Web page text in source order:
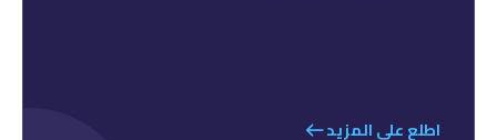
اطلع على المزيد